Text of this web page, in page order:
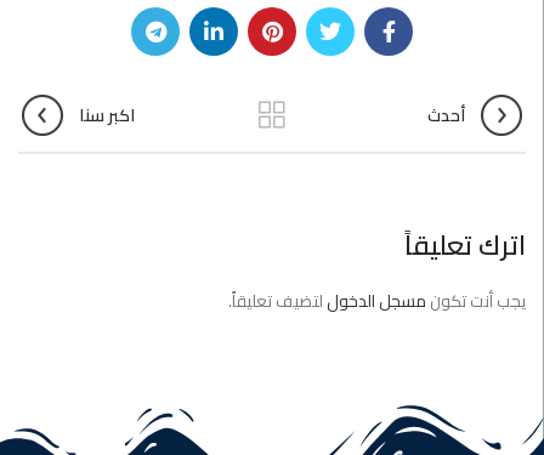
أحدث اكبر سنا
اترك تعليقاً
يجب أنت تكونمسجل الدخوللتضيف تعليقاً.